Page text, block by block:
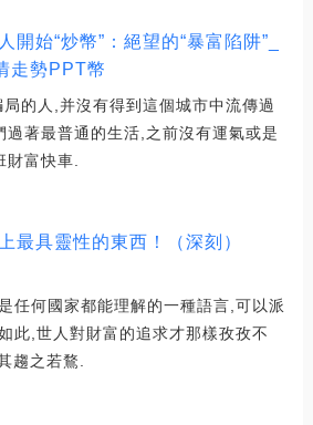
開始“炒幣”：絕望的“暴富陷阱”_
走勢PPT幣
局的人,并沒有得到這個城市中流傳過
過著最普通的生活,之前沒有運氣或是
富快車.
最具靈性的東西！（深刻）
任何國家都能理解的一種語言,可以派
此,世人對財富的追求才那樣孜孜不
趨之若鶩.